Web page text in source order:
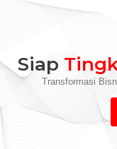
Siap
Transformasi